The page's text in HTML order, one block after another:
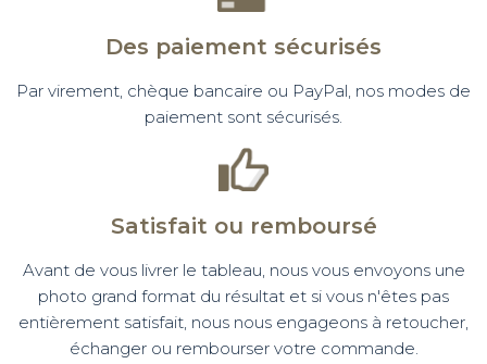
Des paiement sécurisés
Par virement, chèque bancaire ou PayPal, nos modes de
paiement sont sécurisés.
Satisfait ou remboursé
Avant de vous livrer le tableau, nous vous envoyons une
photo grand format du résultat et si vous n'êtes pas
entièrement satisfait, nous nous engageons à retoucher,
échanger ou rembourser votre commande.